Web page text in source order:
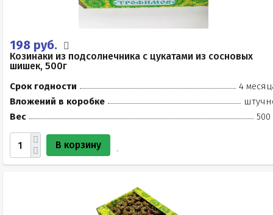
198 руб.
Козинаки из подсолнечника с цукатами из сосновых
шишек, 500г
Срок годности
4
Вложений в коробке
Вес
500
В корзину